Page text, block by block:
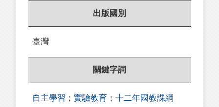
出版國別
臺灣
關鍵字詞
自主學習 ； 實驗教育 ； 十二年國教課綱